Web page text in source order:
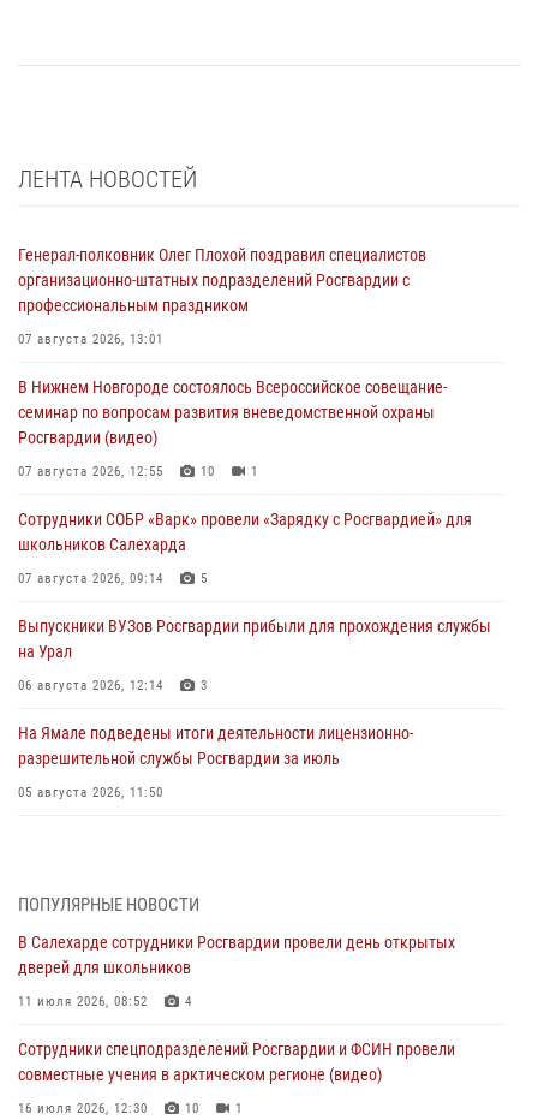
ЛЕНТА НОВОСТЕЙ
Генерал-полковник Олег Плохой поздравил специалистов
организационно-штатных подразделений Росгвардии с
профессиональным праздником
07 августа 2026, 13:01
В Нижнем Новгороде состоялось Всероссийское совещание-
семинар по вопросам развития вневедомственной охраны
Росгвардии (видео)
07 августа 2026, 12:55 10 1
Сотрудники СОБР «Варк» провели «Зарядку с Росгвардией» для
школьников Салехарда
07 августа 2026, 09:14 5
Выпускники ВУЗов Росгвардии прибыли для прохождения службы
на Урал
06 августа 2026, 12:14 3
На Ямале подведены итоги деятельности лицензионно-
разрешительной службы Росгвардии за июль
05 августа 2026, 11:50
03 августа 2026, 07:21 2
Генерал-полковник Юрий Аверин выступил на Всероссийском
молодёжном образовательном форуме «Территория смыслов»
03 августа 2026, 06:54
Директор Росгвардии Герой России генерал армии Виктор Золотов
поздравил специалистов подразделений тыла с профессиональным
праздником
ПОПУЛЯРНЫЕ НОВОСТИ
В Салехарде сотрудники Росгвардии провели день открытых
дверей для школьников
11 июля 2026, 08:52 4
Сотрудники спецподразделений Росгвардии и ФСИН провели
совместные учения в арктическом регионе (видео)
16 июля 2026, 12:30 10 1